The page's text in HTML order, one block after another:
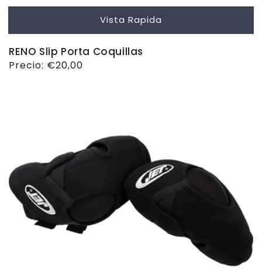
Vista Rapida
RENO Slip Porta Coquillas
Precio
Precio: €20,00